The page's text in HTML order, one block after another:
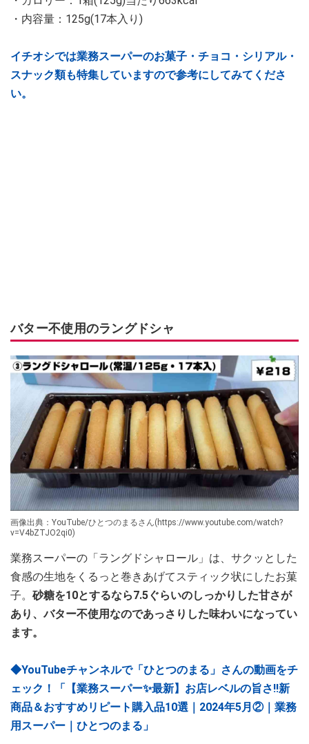
・内容量：125g(17本入り)
イチオシでは業務スーパーのお菓子・チョコ・シリアル・
スナック類も特集していますので参考にしてみてくださ
い。
バター不使用のラングドシャ
画像出典：YouTube/ひとつのまるさん(https://www.youtube.com/watch?
v=V4bZTJO2qi0)
業務スーパーの「ラングドシャロール」は、サクッとした
食感の生地をくるっと巻きあげてスティック状にしたお菓
子。 砂糖を10とするなら7.5ぐらいのしっかりした甘さが
あり、バター不使用なのであっさりした味わいになってい
ます。
◆YouTubeチャンネルで「ひとつのまる」さんの動画をチ
ェック！「【業務スーパー✨最新】お店レベルの旨さ‼新
商品＆おすすめリピート購入品10選｜2024年5月②｜業務
用スーパー｜ひとつのまる」